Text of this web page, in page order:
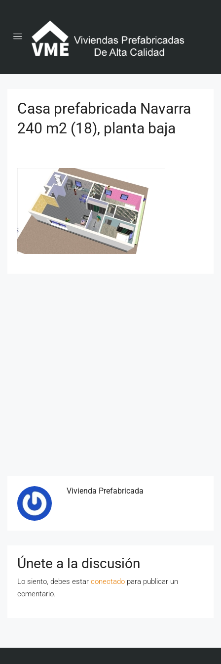
Casa prefabricada Navarra
240 m2 (18), planta baja
Vivienda Prefabricada
Únete a la discusión
Lo siento, debes estar conectado para publicar un
comentario.